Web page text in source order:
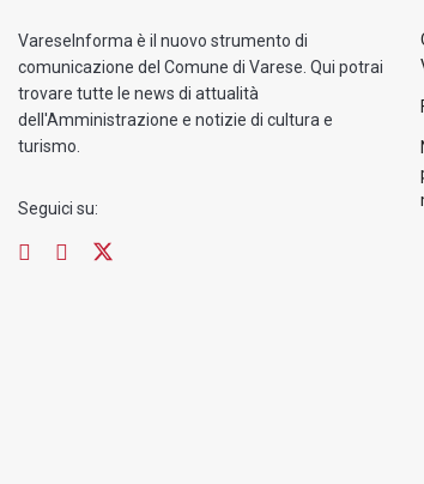
VareseInforma è il nuovo strumento di
comunicazione del Comune di Varese. Qui potrai
trovare tutte le news di attualità
dell'Amministrazione e notizie di cultura e
turismo.
Seguici su: